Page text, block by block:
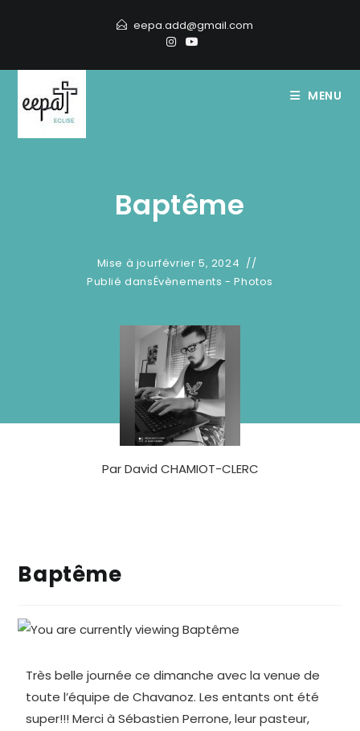
eepa.add@gmail.com
MENU
Baptême
Mise à jourfévrier 5, 2024
Publié dansÉvènements - Photos
ParDavid CHAMIOT-CLERC
Baptême
Très belle journée ce dimanche avec la venue de
toute l’équipe de Chavanoz. Les entants ont été
super!!! Merci à Sébastien Perrone, leur pasteur,